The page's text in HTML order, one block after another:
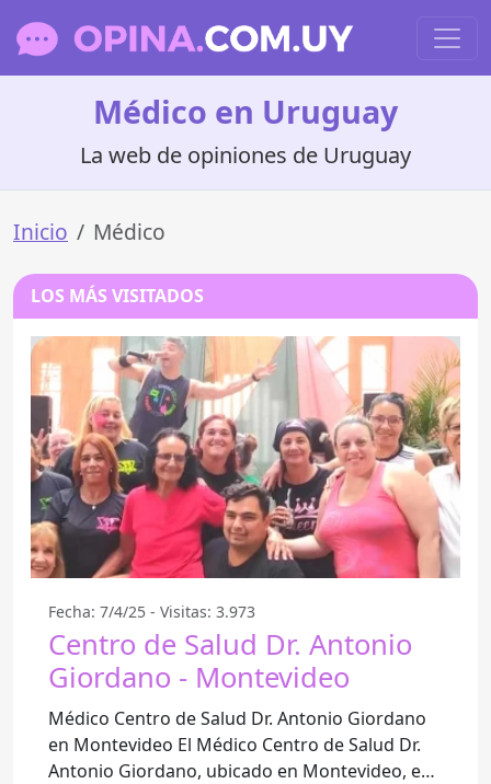
Médico en Uruguay
La web de opiniones de Uruguay
Inicio Médico
LOS MÁS VISITADOS
Fecha: 7/4/25 - Visitas: 3.973
Centro de Salud Dr. Antonio
Giordano - Montevideo
Médico Centro de Salud Dr. Antonio Giordano
en Montevideo El Médico Centro de Salud Dr.
Antonio Giordano, ubicado en Montevideo, es